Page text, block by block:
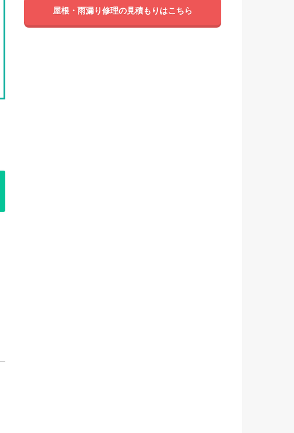
屋根・雨漏り修理の見積もりはこちら